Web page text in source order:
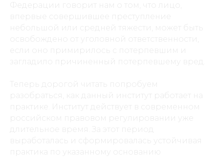
Федерации говорит нам о том, что лицо,
впервые совершившее преступление
небольшой или средней тяжести, может быть
освобождено от уголовной ответственности,
если оно примирилось с потерпевшим и
загладило причиненный потерпевшему вред.
Теперь дорогой читать попробуем
разобраться, как данный институт работает на
практике. Институт действует в современном
российском правовом регулировании уже
длительное время. За этот период
выработалась и сформировалась устойчивая
практика по указанному основанию